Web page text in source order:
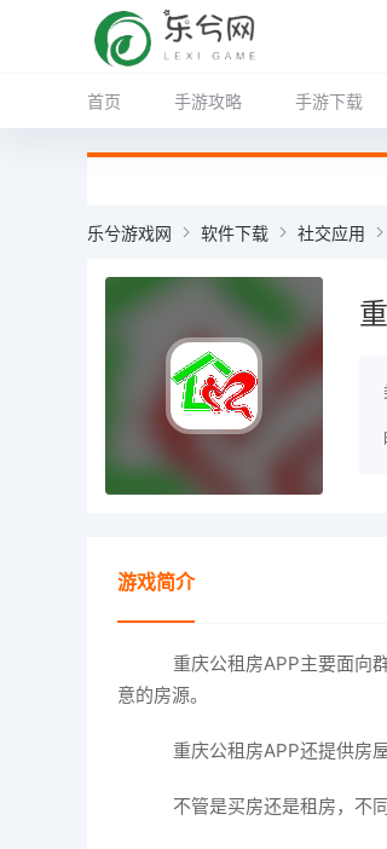
首页 手游攻略 手游下载
乐兮游戏网 软件下载 社交应用
游戏简介
重庆公租房APP主要面向
意的房源。
重庆公租房APP还提供房
不管是买房还是租房，不